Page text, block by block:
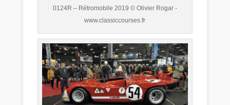
0124R – Rétromobile 2019 © Olivier Rogar -
www.classiccourses.fr